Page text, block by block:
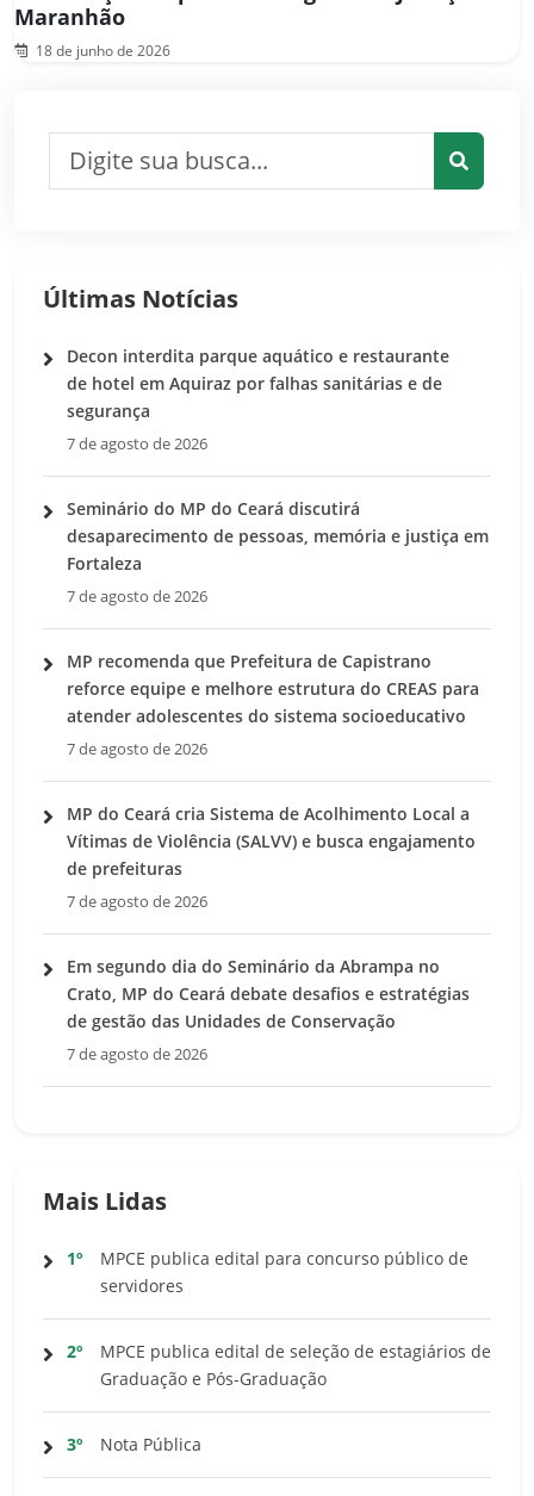
Maranhão
18 de junho de 2026
Últimas Notícias
Decon interdita parque aquático e restaurante
de hotel em Aquiraz por falhas sanitárias e de
segurança
7 de agosto de 2026
Seminário do MP do Ceará discutirá
desaparecimento de pessoas, memória e justiça em
Fortaleza
7 de agosto de 2026
MP recomenda que Prefeitura de Capistrano
reforce equipe e melhore estrutura do CREAS para
atender adolescentes do sistema socioeducativo
7 de agosto de 2026
MP do Ceará cria Sistema de Acolhimento Local a
Vítimas de Violência (SALVV) e busca engajamento
de prefeituras
7 de agosto de 2026
Em segundo dia do Seminário da Abrampa no
Crato, MP do Ceará debate desafios e estratégias
de gestão das Unidades de Conservação
7 de agosto de 2026
Mais Lidas
1º
MPCE publica edital para concurso público de
servidores
2º
MPCE publica edital de seleção de estagiários de
Graduação e Pós-Graduação
3º Nota Pública